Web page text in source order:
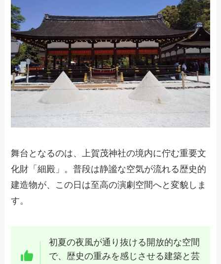
舞台となるのは、上賀茂神社の境内に佇む重要文
化財「細殿」。普段は静謐な空気が流れる歴史的
建造物が、この日は至高の演劇空間へと変貌しま
す。
初夏の夜風が通り抜ける開放的な空間
で、歴史の重みを感じさせる建築と芸